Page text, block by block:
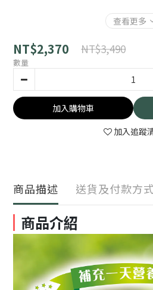
查看更多
NT$2,370 NT$3,490
數量
加入購物車
加入追蹤
商品描述 送貨及付款方式
商品介紹